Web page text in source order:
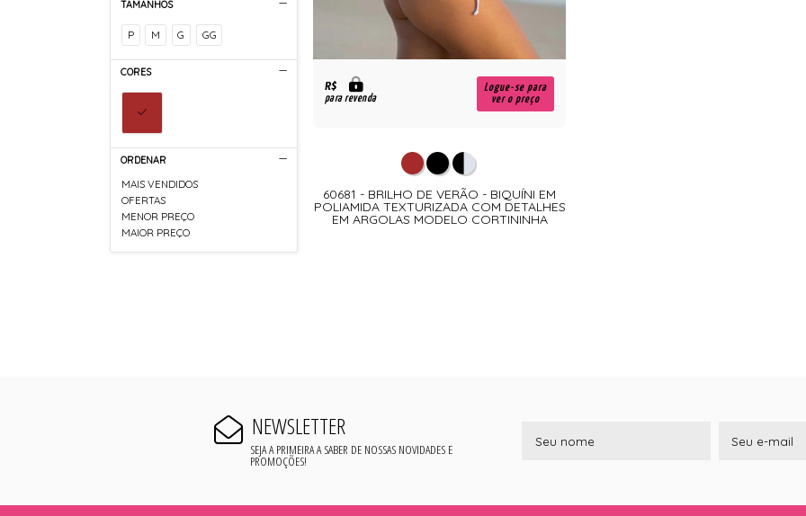
TAMANHOS
P M G GG
CORES
ORDENAR
MAIS VENDIDOS
OFERTAS
MENOR PREÇO
MAIOR PREÇO
R$
para revenda
Logue-se para
ver o preço
60681 - BRILHO DE VERÃO - BIQUÍNI EM
POLIAMIDA TEXTURIZADA COM DETALHES
EM ARGOLAS MODELO CORTININHA
NEWSLETTER
SEJA A PRIMEIRA A SABER DE NOSSAS NOVIDADES E
PROMOÇÕES!